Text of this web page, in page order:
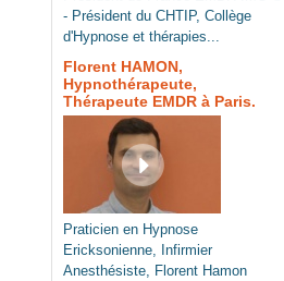
- Président du CHTIP, Collège
d'Hypnose et thérapies...
Florent HAMON,
Hypnothérapeute,
Thérapeute EMDR à Paris.
Praticien en Hypnose
Ericksonienne, Infirmier
Anesthésiste, Florent Hamon